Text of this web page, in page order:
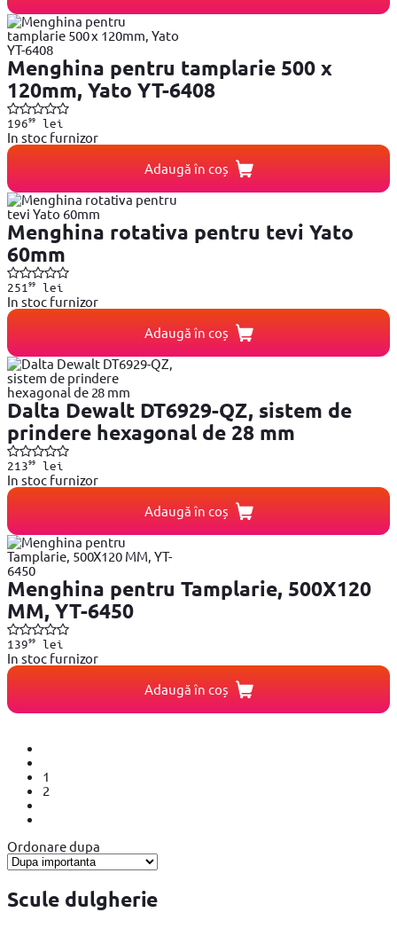
Menghina pentru tamplarie 500 x
120mm, Yato YT-6408
19699lei
In stoc furnizor
Adaugă în coș
Menghina rotativa pentru tevi Yato
60mm
251 99lei
In stoc furnizor
Adaugă în coș
Dalta Dewalt DT6929-QZ, sistem de
prindere hexagonal de 28 mm
21399lei
In stoc furnizor
Adaugă în coș
Menghina pentru Tamplarie, 500X120
MM, YT-6450
13999lei
In stoc furnizor
Adaugă în coș
1
2
Ordonare dupa
Scule dulgherie